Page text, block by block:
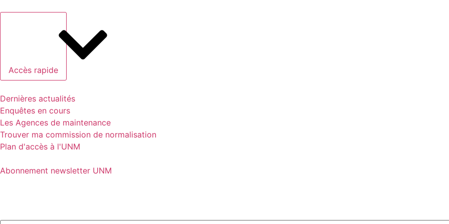
Accès rapide
Dernières actualités
Enquêtes en cours
Les Agences de maintenance
Trouver ma commission de normalisation
Plan d'accès à l'UNM
Abonnement newsletter UNM